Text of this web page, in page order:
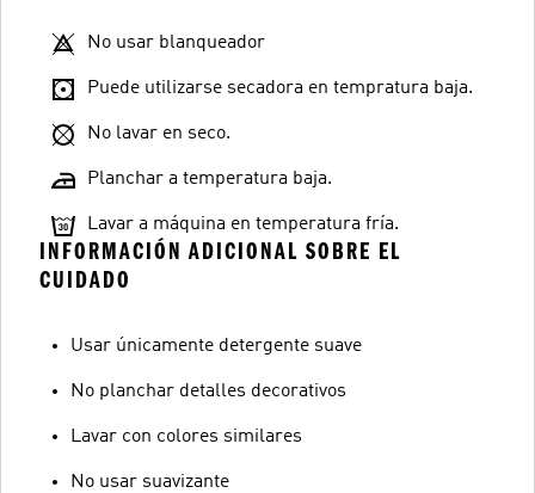
No usar blanqueador
Puede utilizarse secadora en tempratura baja.
No lavar en seco.
Planchar a temperatura baja.
Lavar a máquina en temperatura fría.
INFORMACIÓN ADICIONAL SOBRE EL
CUIDADO
Usar únicamente detergente suave
No planchar detalles decorativos
Lavar con colores similares
No usar suavizante